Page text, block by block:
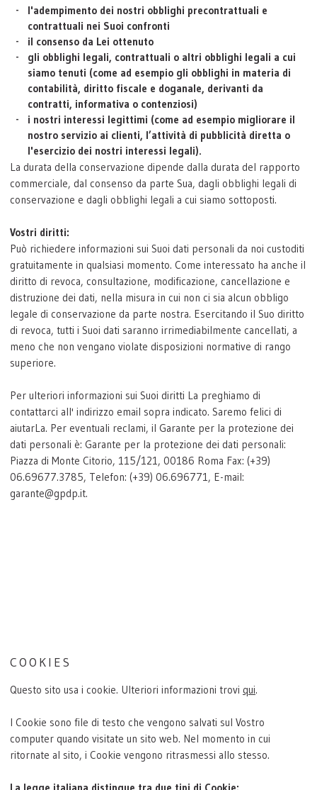
l'adempimento dei nostri obblighi precontrattuali e
contrattuali nei Suoi confronti
il consenso da Lei ottenuto
gli obblighi legali, contrattuali o altri obblighi legali a cui
siamo tenuti (come ad esempio gli obblighi in materia di
contabilità, diritto fiscale e doganale, derivanti da
contratti, informativa o contenziosi)
i nostri interessi legittimi (come ad esempio migliorare il
nostro servizio ai clienti, l’attività di pubblicità diretta o
l'esercizio dei nostri interessi legali).
La durata della conservazione dipende dalla durata del rapporto
commerciale, dal consenso da parte Sua, dagli obblighi legali di
conservazione e dagli obblighi legali a cui siamo sottoposti.
Vostri diritti:
Può richiedere informazioni sui Suoi dati personali da noi custoditi
gratuitamente in qualsiasi momento. Come interessato ha anche il
diritto di revoca, consultazione, modificazione, cancellazione e
distruzione dei dati, nella misura in cui non ci sia alcun obbligo
legale di conservazione da parte nostra. Esercitando il Suo diritto
di revoca, tutti i Suoi dati saranno irrimediabilmente cancellati, a
meno che non vengano violate disposizioni normative di rango
superiore.
Per ulteriori informazioni sui Suoi diritti La preghiamo di
contattarci all' indirizzo email sopra indicato. Saremo felici di
aiutarLa. Per eventuali reclami, il Garante per la protezione dei
dati personali è: Garante per la protezione dei dati personali:
Piazza di Monte Citorio, 115/121, 00186 Roma Fax: (+39)
06.69677.3785, Telefon: (+39) 06.696771, E-mail:
garante@gpdp.it.
COOKIES
Questo sito usa i cookie. Ulteriori informazioni trovi qui.
I Cookie sono file di testo che vengono salvati sul Vostro
computer quando visitate un sito web. Nel momento in cui
ritornate al sito, i Cookie vengono ritrasmessi allo stesso.